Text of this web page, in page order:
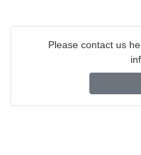
Please contact us